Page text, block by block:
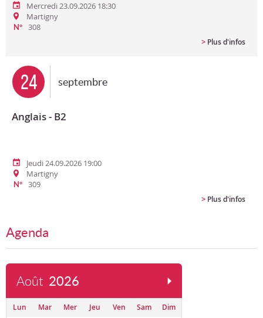
Mercredi 23.09.2026 18:30
Martigny
N°
308
> Plus d'infos
24 septembre
Anglais - B2
Jeudi 24.09.2026 19:00
Martigny
N°
309
> Plus d'infos
Agenda
Août 2026
Lun Mar Mer Jeu Ven Sam
Dim